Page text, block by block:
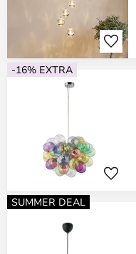
-16% EXTRA
SUMMER DEAL